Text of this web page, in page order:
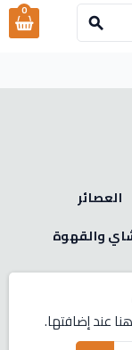
search
0
العصائر
والقهوة
عند إضافتها.